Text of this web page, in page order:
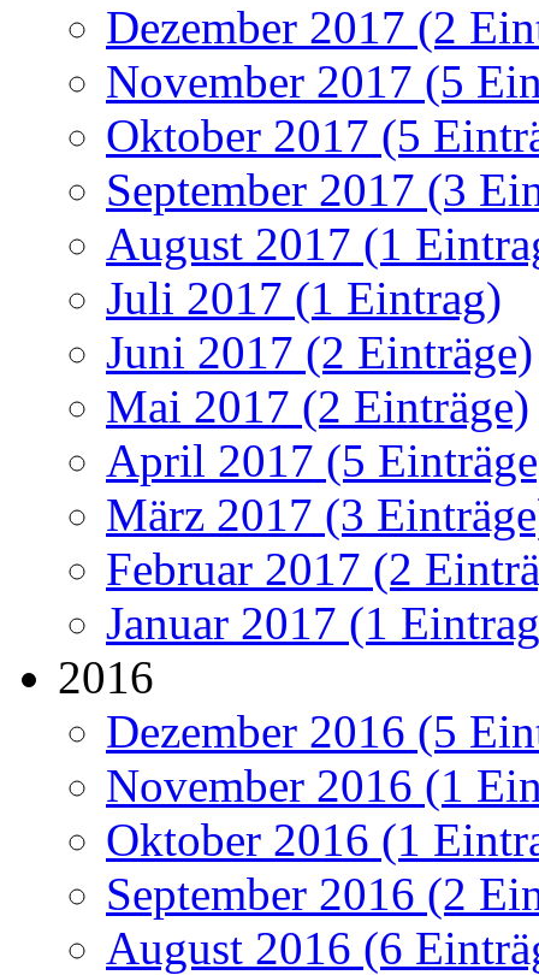
Dezember 2017 (2
November 2017 (5
Oktober 2017 (5
September 2017 (3
August 2017 (1
Juli 2017 (1 Eintrag)
Juni 2017 (2 Einträge)
Mai 2017 (2 Einträge)
April 2017 (5
März 2017 (3
Februar 2017 (2
Januar 2017 (1
2016
Dezember 2016 (5
November 2016 (1
Oktober 2016 (1
September 2016 (2
August 2016 (6